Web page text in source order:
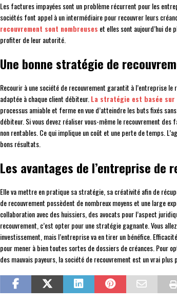
Les factures impayées sont un problème récurrent pour les
sociétés font appel à un intermédiaire pour recouvrer leurs
recouvrement sont nombreuses et elles sont aujourd’hui de
profiter de leur autorité.
Une bonne stratégie de
Recourir à une société de recouvrement garantit à l’entreprise le
adaptée à chaque client débiteur.La stratégie est basée sur
processus amiable et ferme en vue d’atteindre les buts fixés
débiteur. Si vous devez réaliser vous-même le recouvrement
non rentables. Ce qui implique un coût et une perte de temps.
bons résultats.
Les avantages de l’entreprise de
Elle va mettre en pratique sa stratégie, sa créativité afin de
de recouvrement possèdent de nombreux moyens et une large
collaboration avec des huissiers, des avocats pour l’aspect
recouvrement, c’est opter pour une stratégie gagnante. Vous
investissement, mais l’entreprise va en tirer un bénéfice.
pour mener à bien toutes sortes de dossiers de créances. Pour
des mauvais payeurs, la société de recouvrement est un vrai